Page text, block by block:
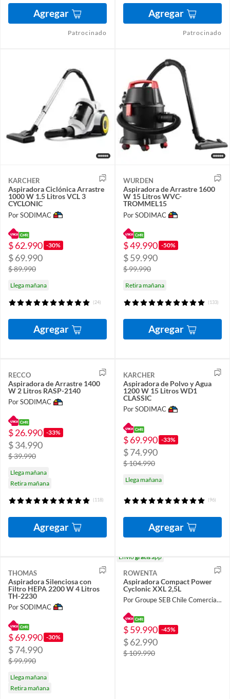
Agregar
Patrocinado
Agregar
Patrocinado
KARCHER
Aspiradora Ciclónica Arrastre
1000 W 1.5 Litros VCL 3
CYCLONIC
Por SODIMAC
$ 62.990 -30%
$ 69.990
$ 89.990
Llega mañana
(24)
Agregar
WURDEN
Aspiradora de Arrastre 1600
W 15 Litros WVC-
TROMMEL15
Por SODIMAC
$ 49.990 -50%
$ 59.990
$ 99.990
Retira mañana
(133)
Agregar
RECCO
Aspiradora de Arrastre 1400
W 2 Litros RASP-2140
Por SODIMAC
$ 26.990 -33%
$ 34.990
$ 39.990
Llega mañana
Retira mañana
(118)
Agregar
KARCHER
Aspiradora de Polvo y Agua
1200 W 15 Litros WD1
CLASSIC
Por SODIMAC
$ 69.990 -33%
$ 74.990
$ 104.990
Llega mañana
(96)
Agregar
THOMAS
Aspiradora Silenciosa con
Filtro HEPA 2200 W 4 Litros
TH-2230
Por SODIMAC
$ 69.990 -30%
$ 74.990
$ 99.990
Llega mañana
Retira mañana
Envíogratisapp
ROWENTA
Aspiradora Compact Power
Cyclonic XXL 2,5L
Por Groupe SEB Chile Comercial Limitada
$ 59.990 -45%
$ 62.990
$ 109.990